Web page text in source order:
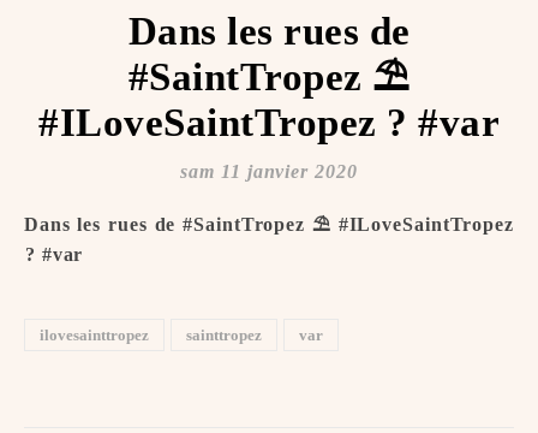
Dans les rues de
#SaintTropez ⛱️
#ILoveSaintTropez ️? #var
sam 11 janvier 2020
Dans les rues de #SaintTropez ⛱️ #ILoveSaintTropez
️? #var
ilovesainttropez sainttropez var